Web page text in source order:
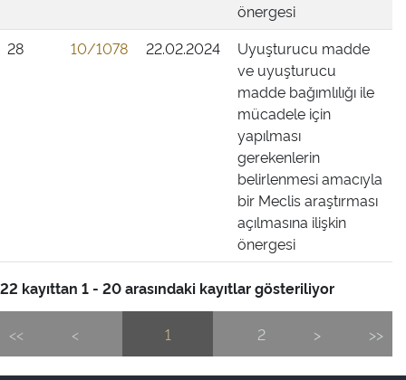
önergesi
28
10/1078 22.02.2024
Uyuşturucu madde
ve uyuşturucu
madde bağımlılığı ile
mücadele için
yapılması
gerekenlerin
belirlenmesi amacıyla
bir Meclis araştırması
açılmasına ilişkin
önergesi
22 kayıttan 1 - 20 arasındaki kayıtlar gösteriliyor
<< < 1 2 > >>